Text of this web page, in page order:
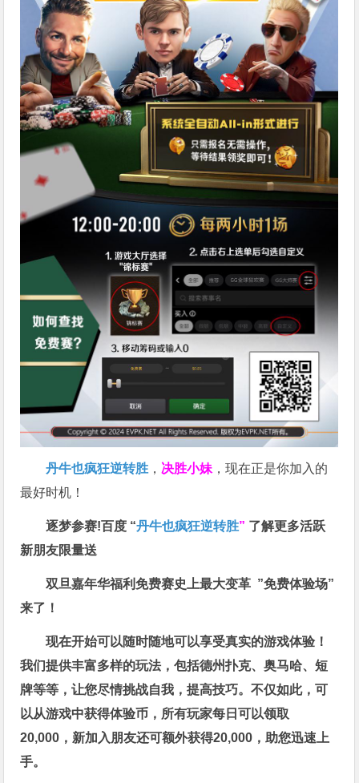
丹牛也疯狂逆转胜，决胜小妹，现在正是你加入的
最好时机！
逐梦参赛!百度 “丹牛也疯狂逆转胜” 了解更多活跃
新朋友限量送
双旦嘉年华福利免费赛史上最大变革 ”免费体验场”
来了！
现在开始可以随时随地可以享受真实的游戏体验！
我们提供丰富多样的玩法，包括德州扑克、奥马哈、短
牌等等，让您尽情挑战自我，提高技巧。不仅如此， 可
以从游戏中获得体验币，所有玩家每日可以领取
20,000，新加入朋友还可额外获得20,000，助您迅速上
手。